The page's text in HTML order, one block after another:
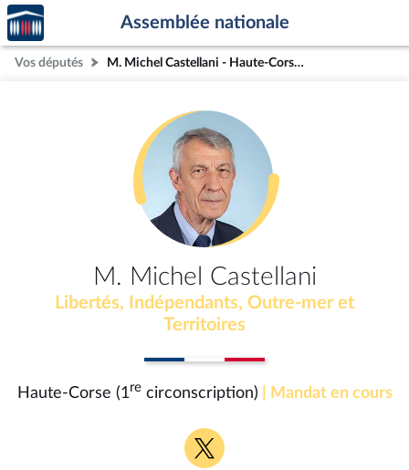
Aller au contenu
Aller en bas de la page
Accèder
à la
page
d'accueil
Assemblée nationale
Vos députés M. Michel Castellani - Haute-Corse (1re circonscription)
M. Michel Castellani
Libertés, Indépendants, Outre-mer et
Territoires
Haute-Corse (1recirconscription) | Mandat en cours
Voir
la